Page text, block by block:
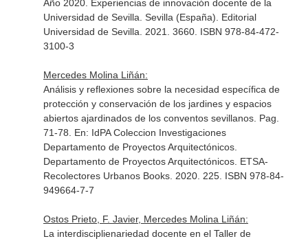
Año 2020. Experiencias de innovación docente de la
Universidad de Sevilla . Sevilla (España). Editorial
Universidad de Sevilla. 2021. 3660. ISBN 978-84-472-
3100-3
Mercedes Molina Liñán:
Análisis y reflexiones sobre la necesidad específica de
protección y conservación de los jardines y espacios
abiertos ajardinados de los conventos sevillanos. Pag.
71-78. En: IdPA Coleccion Investigaciones
Departamento de Proyectos Arquitectónicos.
Departamento de Proyectos Arquitectónicos. ETSA-
Recolectores Urbanos Books. 2020. 225. ISBN 978-84-
949664-7-7
Ostos Prieto, F. Javier, Mercedes Molina Liñán:
La interdisciplienariedad docente en el Taller de